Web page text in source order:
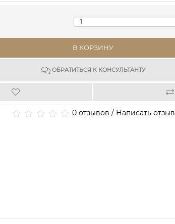
В КОРЗИНУ
ОБРАТИТЬСЯ К КОНСУЛЬТАНТУ
0 отзывов / Написать отзыв